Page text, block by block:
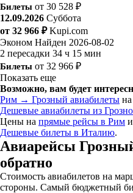
Билеты от 30 528 ₽
12.09.2026 Суббота
от 32 966 ₽ Kupi.com
Эконом Найден 2026-08-02
2 пересадки 34 ч 15 мин
Билеты от 32 966 ₽
Показать еще
Возможно, вам будет
Рим → Грозный авиабилеты
Дешевые авиабилеты из
Цены на прямые рейсы в Рим
Дешевые билеты в Италию.
Авиарейсы
обратно
Стоимость авиабилетов на
стороны. Самый бюджетный